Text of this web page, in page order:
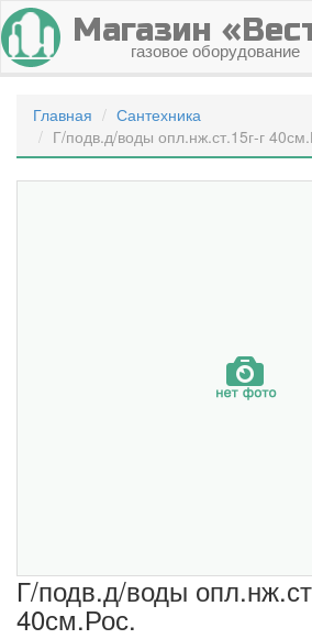
Магазин
газовое оборудование
Главная
Сантехника
Г/подв.д/воды опл.нж.ст.15г-г
Г/подв.д/воды
40см.Рос.